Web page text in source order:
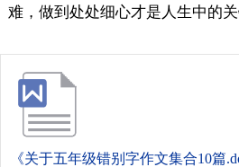
难，做到处处细心才是人生中的关
《关于五年级错别字作文集合10篇